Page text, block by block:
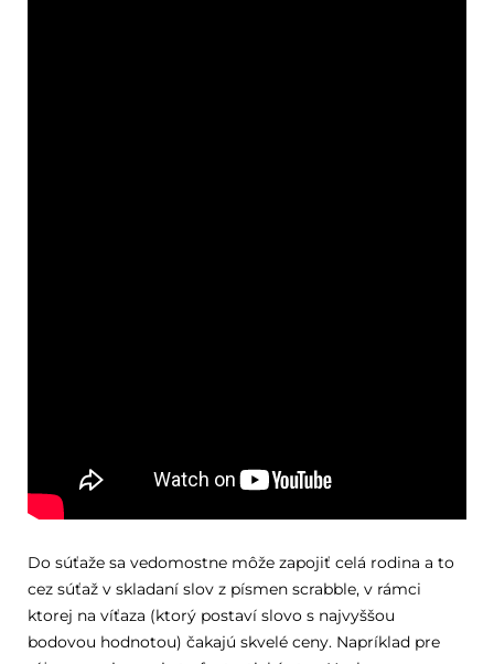
Do súťaže sa vedomostne môže zapojiť celá rodina a to
cez súťaž v skladaní slov z písmen scrabble, v rámci
ktorej na víťaza (ktorý postaví slovo s najvyššou
bodovou hodnotou) čakajú skvelé ceny. Napríklad pre